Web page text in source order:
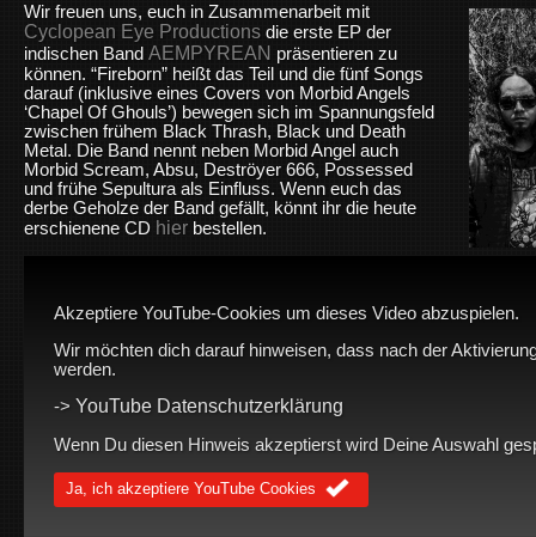
Wir freuen uns, euch in Zusammenarbeit mit
Cyclopean Eye Productions die erste EP der
indischen Band AEMPYREAN präsentieren zu
können. “Fireborn” heißt das Teil und die fünf Songs
darauf (inklusive eines Covers von Morbid Angels
‘Chapel Of Ghouls’) bewegen sich im Spannungsfeld
zwischen frühem Black Thrash, Black und Death
Metal. Die Band nennt neben Morbid Angel auch
Morbid Scream, Absu, Deströyer 666, Possessed
und frühe Sepultura als Einfluss. Wenn euch das
derbe Geholze der Band gefällt, könnt ihr die heute
erschienene CD hier bestellen.
Akzeptiere YouTube-Cookies um dieses Video abzuspielen.
Wir möchten dich darauf hinweisen, dass nach der
werden.
-> YouTube Datenschutzerklärung
Wenn Du diesen Hinweis akzeptierst wird Deine Auswahl
Ja, ich akzeptiere YouTube Cookies